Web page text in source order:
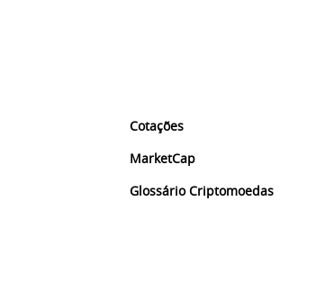
Cotações
MarketCap
Glossário Criptomoedas